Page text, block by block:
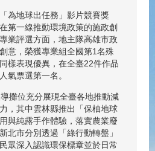
為地球出任務」影片競賽獎
第一線推動環境政策的施政創
業評選方面，地主隊高雄市政
意，榮獲專業組全國第1名殊
樣表現優異，在全臺22件作品
氣票選第一名。
攤位充分展現全臺各地推動減
，其中雲林縣推出「保柚地球
與純露手作體驗，落實農業廢
北市分別透過「綠行動轉盤」
眾深入認識環保標章並於日常